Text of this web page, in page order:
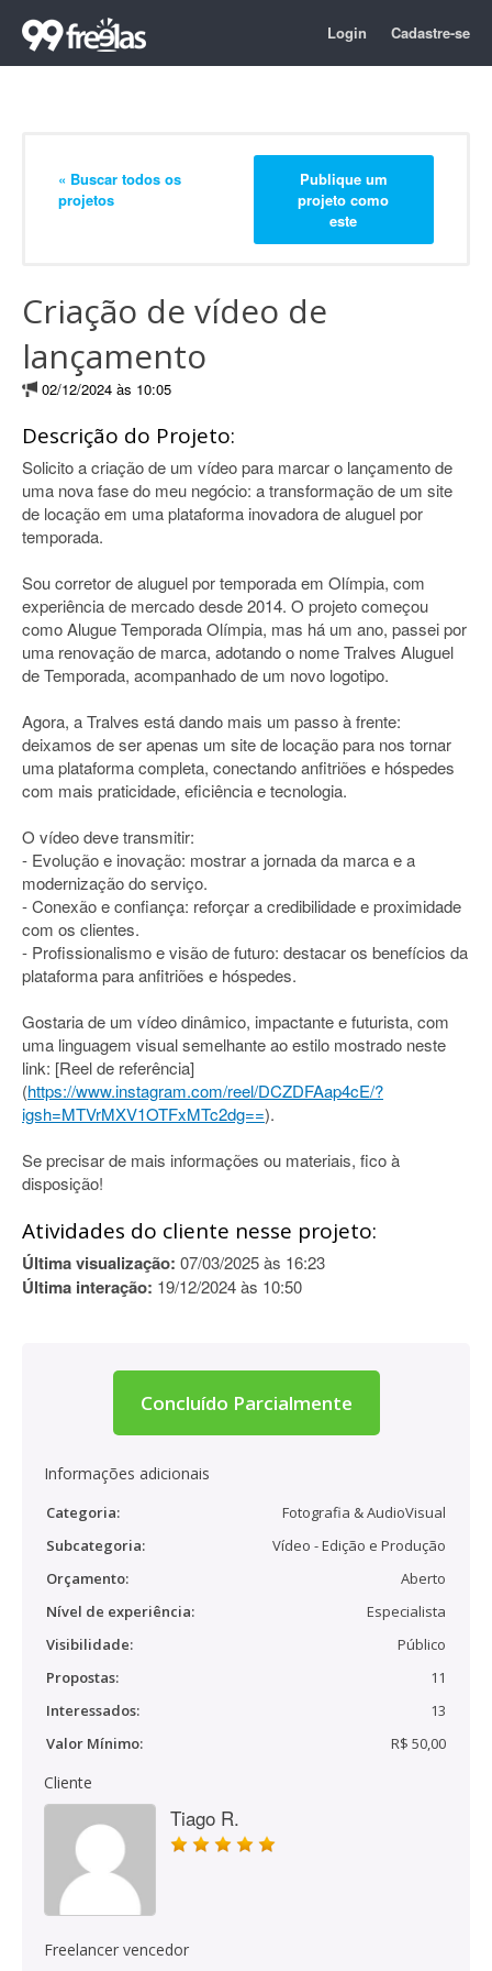
Login Cadastre-se
« Buscar todos os
projetos
Publique um
projeto como
este
Criação de vídeo de
lançamento
02/12/2024 às 10:05
Descrição do Projeto:
Solicito a criação de um vídeo para marcar o lançamento de
uma nova fase do meu negócio: a transformação de um site
de locação em uma plataforma inovadora de aluguel por
temporada.
Sou corretor de aluguel por temporada em Olímpia, com
experiência de mercado desde 2014. O projeto começou
como Alugue Temporada Olímpia, mas há um ano, passei por
uma renovação de marca, adotando o nome Tralves Aluguel
de Temporada, acompanhado de um novo logotipo.
Agora, a Tralves está dando mais um passo à frente:
deixamos de ser apenas um site de locação para nos tornar
uma plataforma completa, conectando anfitriões e hóspedes
com mais praticidade, eficiência e tecnologia.
O vídeo deve transmitir:
- Evolução e inovação: mostrar a jornada da marca e a
modernização do serviço.
- Conexão e confiança: reforçar a credibilidade e proximidade
com os clientes.
- Profissionalismo e visão de futuro: destacar os benefícios da
plataforma para anfitriões e hóspedes.
Gostaria de um vídeo dinâmico, impactante e futurista, com
uma linguagem visual semelhante ao estilo mostrado neste
link: [Reel de referência]
(https://www.instagram.com/reel/DCZDFAap4cE/?
igsh=MTVrMXV1OTFxMTc2dg==).
Se precisar de mais informações ou materiais, fico à
disposição!
Atividades do cliente nesse projeto:
Última visualização: 07/03/2025 às 16:23
Última interação: 19/12/2024 às 10:50
Concluído Parcialmente
Informações adicionais
Categoria:
Fotografia & AudioVisual
Subcategoria:
Vídeo - Edição e Produção
Orçamento:
Aberto
Nível de experiência:
Especialista
Visibilidade:
Público
Propostas:
11
Interessados:
13
Valor Mínimo:
R$ 50,00
Cliente
Tiago R.
Freelancer vencedor